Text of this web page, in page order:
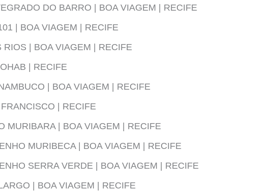
DO BARRO | BOA VIAGEM | RECIFE
| BOA VIAGEM | RECIFE
RIOS | BOA VIAGEM | RECIFE
| RECIFE
| BOA VIAGEM | RECIFE
| RECIFE
MURIBARA | BOA VIAGEM | RECIFE
MURIBECA | BOA VIAGEM | RECIFE
SERRA VERDE | BOA VIAGEM | RECIFE
| BOA VIAGEM | RECIFE